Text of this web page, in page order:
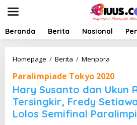
t
Beranda Berita Nasional
Homepage / Berita / Menpora
r
y
S
u
s
Paralimpiade Tokyo 2020
Hary Susanto dan Ukun
Tersingkir, Fredy
Lolos Semifinal